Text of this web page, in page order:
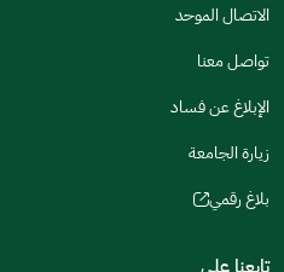
window)
الاتصال الموحد
تواصل معنا
الإبلاغ عن فساد
زيارة الجامعة
بلاغ رقمي
(opens